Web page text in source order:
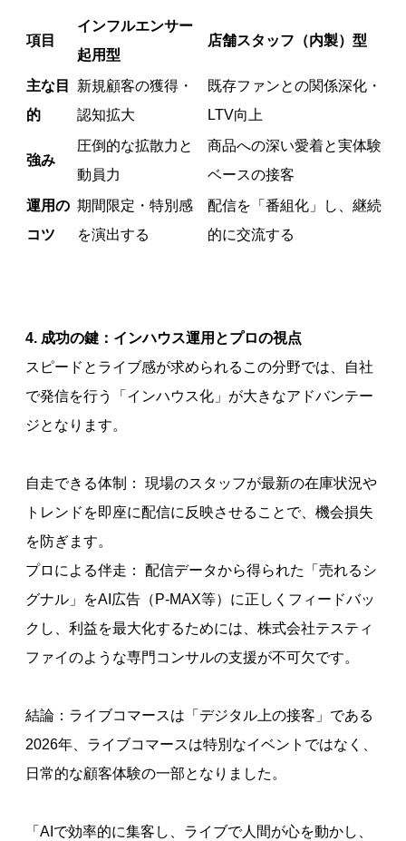
項目
インフルエンサー
起用型
店舗スタッフ（内製）型
主な目
的
新規顧客の獲得・
認知拡大
既存ファンとの関係深化・
LTV向上
強み
圧倒的な拡散力と
動員力
商品への深い愛着と実体験
ベースの接客
運用の
コツ
期間限定・特別感
を演出する
配信を「番組化」し、継続
的に交流する
4. 成功の鍵：インハウス運用とプロの視点
スピードとライブ感が求められるこの分野では、自社
で発信を行う「インハウス化」が大きなアドバンテー
ジとなります。
自走できる体制： 現場のスタッフが最新の在庫状況や
トレンドを即座に配信に反映させることで、機会損失
を防ぎます。
プロによる伴走： 配信データから得られた「売れるシ
グナル」をAI広告（P-MAX等）に正しくフィードバッ
クし、利益を最大化するためには、株式会社テスティ
ファイのような専門コンサルの支援が不可欠です。
結論：ライブコマースは「デジタル上の接客」である
2026年、ライブコマースは特別なイベントではなく、
日常的な顧客体験の一部となりました。
「AIで効率的に集客し、ライブで人間が心を動かし、